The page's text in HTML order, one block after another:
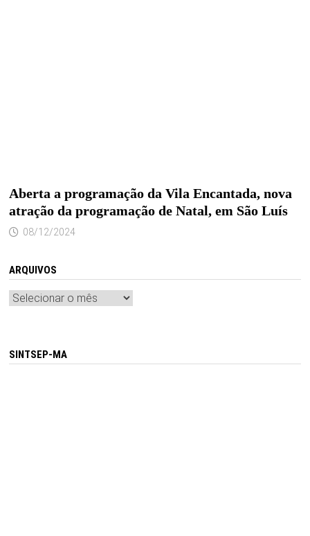
Aberta a programação da Vila Encantada, nova
atração da programação de Natal, em São Luís
08/12/2024
ARQUIVOS
Arquivos
SINTSEP-MA